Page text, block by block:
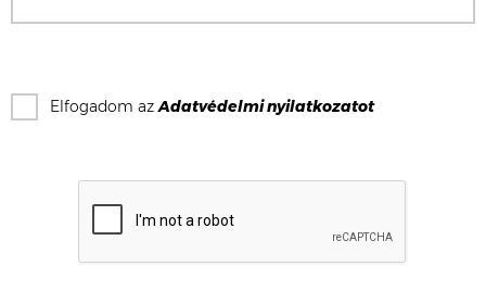
Elfogadom azAdatvédelmi nyilatkozatot